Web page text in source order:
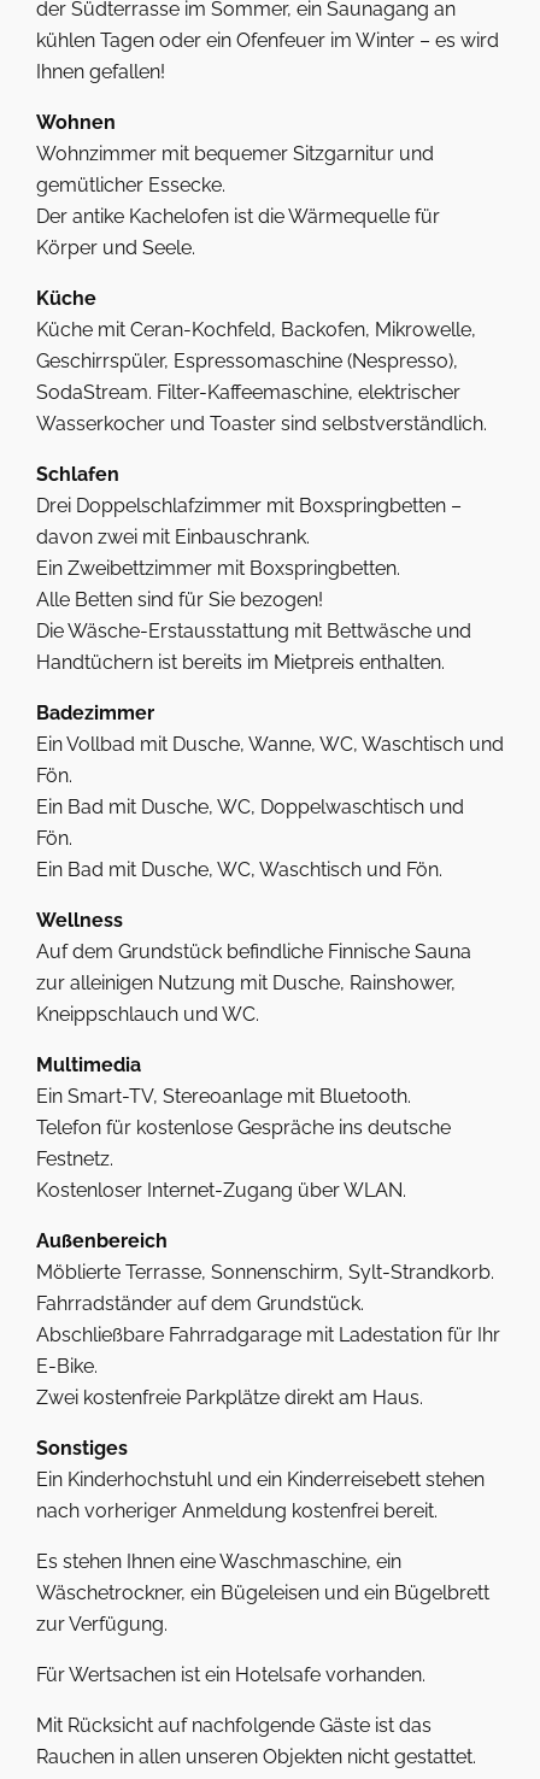
der Südterrasse im Sommer, ein Saunagang an
kühlen Tagen oder ein Ofenfeuer im Winter – es wird
Ihnen gefallen!
Wohnen
Wohnzimmer mit bequemer Sitzgarnitur und
gemütlicher Essecke.
Der antike Kachelofen ist die Wärmequelle für
Körper und Seele.
Küche
Küche mit Ceran-Kochfeld, Backofen, Mikrowelle,
Geschirrspüler, Espressomaschine (Nespresso),
SodaStream. Filter-Kaffeemaschine, elektrischer
Wasserkocher und Toaster sind selbstverständlich.
Schlafen
Drei Doppelschlafzimmer mit Boxspringbetten –
davon zwei mit Einbauschrank.
Ein Zweibettzimmer mit Boxspringbetten.
Alle Betten sind für Sie bezogen!
Die Wäsche-Erstausstattung mit Bettwäsche und
Handtüchern ist bereits im Mietpreis enthalten.
Badezimmer
Ein Vollbad mit Dusche, Wanne, WC, Waschtisch und
Fön.
Ein Bad mit Dusche, WC, Doppelwaschtisch und
Fön.
Ein Bad mit Dusche, WC, Waschtisch und Fön.
Wellness
Auf dem Grundstück befindliche Finnische Sauna
zur alleinigen Nutzung mit Dusche, Rainshower,
Kneippschlauch und WC.
Multimedia
Ein Smart-TV, Stereoanlage mit Bluetooth.
Telefon für kostenlose Gespräche ins deutsche
Festnetz.
Kostenloser Internet-Zugang über WLAN.
Außenbereich
Möblierte Terrasse, Sonnenschirm, Sylt-Strandkorb.
Fahrradständer auf dem Grundstück.
Abschließbare Fahrradgarage mit Ladestation für Ihr
E-Bike.
Zwei kostenfreie Parkplätze direkt am Haus.
Sonstiges
Ein Kinderhochstuhl und ein Kinderreisebett stehen
nach vorheriger Anmeldung kostenfrei bereit.
Es stehen Ihnen eine Waschmaschine, ein
Wäschetrockner, ein Bügeleisen und ein Bügelbrett
zur Verfügung.
Für Wertsachen ist ein Hotelsafe vorhanden.
Mit Rücksicht auf nachfolgende Gäste ist das
Rauchen in allen unseren Objekten nicht gestattet.